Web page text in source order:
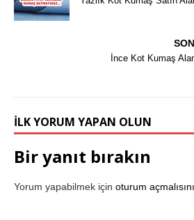
İnce Kot Kumaş
İLK YORUM YAPAN OLUN
Bir yanıt bırakın
Yorum yapabilmek için oturum